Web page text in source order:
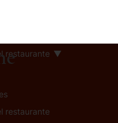
restaurante
restaurante